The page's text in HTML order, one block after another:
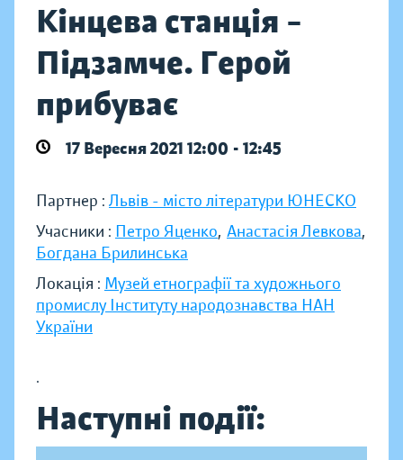
Кінцева станція –
Підзамче. Герой
прибуває
17 Вересня 2021 12:00 - 12:45
Партнер : Львів - місто літератури ЮНЕСКО
Учасники : Петро Яценко, Анастасія Левкова,
Богдана Брилинська
Локація : Музей етнографії та художнього
промислу Інституту народознавства НАН
України
.
Наступні події: